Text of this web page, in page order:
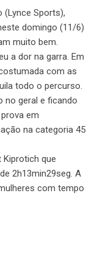
(Lynce Sports),
domingo (11/6)
muito bem.
a dor na garra. Em
com as
todo o percurso.
no geral e ficando
em
na categoria 45
que
2h13min29seg. A
com tempo